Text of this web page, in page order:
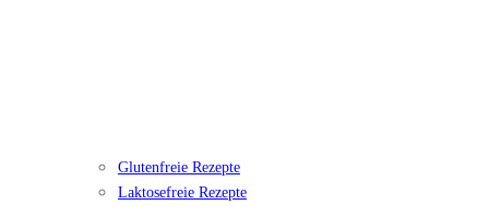
Glutenfreie Rezepte
Laktosefreie Rezepte